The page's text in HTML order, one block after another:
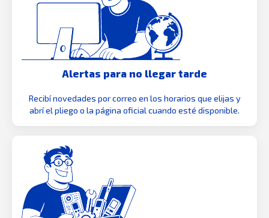
Alertas para no llegar tarde
Recibí novedades por correo en los horarios que elijas y
abrí el pliego o la página oficial cuando esté disponible.